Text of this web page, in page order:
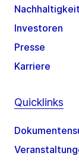
Nachhaltigkeit
Investoren
Presse
Karriere
Quicklinks